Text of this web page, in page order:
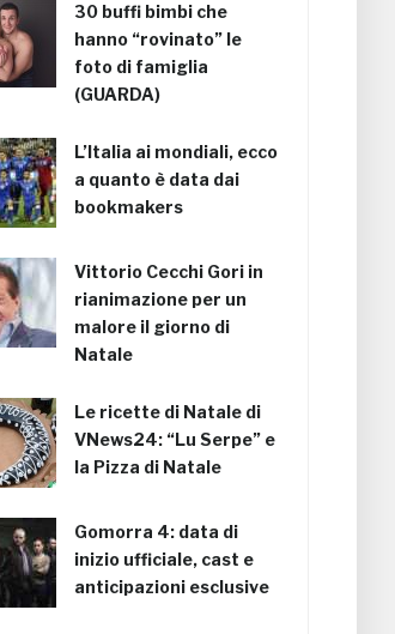
30 buffi bimbi che
hanno “rovinato” le
foto di famiglia
(GUARDA)
L’Italia ai mondiali, ecco
a quanto è data dai
bookmakers
Vittorio Cecchi Gori in
rianimazione per un
malore il giorno di
Natale
Le ricette di Natale di
VNews24: “Lu Serpe” e
la Pizza di Natale
Gomorra 4: data di
inizio ufficiale, cast e
anticipazioni esclusive